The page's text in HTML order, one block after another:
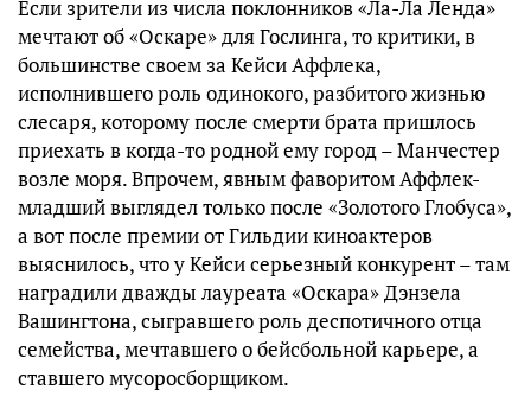
Если зрители из числа поклонников «Ла-Ла Ленда»
мечтают об «Оскаре» для Гослинга, то критики, в
большинстве своем за Кейси Аффлека,
исполнившего роль одинокого, разбитого жизнью
слесаря, которому после смерти брата пришлось
приехать в когда-то родной ему город – Манчестер
возле моря. Впрочем, явным фаворитом Аффлек-
младший выглядел только после «Золотого Глобуса»,
а вот после премии от Гильдии киноактеров
выяснилось, что у Кейси серьезный конкурент – там
наградили дважды лауреата «Оскара» Дэнзела
Вашингтона, сыгравшего роль деспотичного отца
семейства, мечтавшего о бейсбольной карьере, а
ставшего мусоросборщиком.